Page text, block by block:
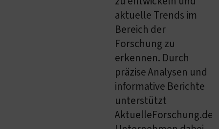
aktuelle Trends im
Bereich der
Forschung zu
erkennen. Durch
präzise Analysen und
informative Berichte
unterstützt
AktuelleForschung.de